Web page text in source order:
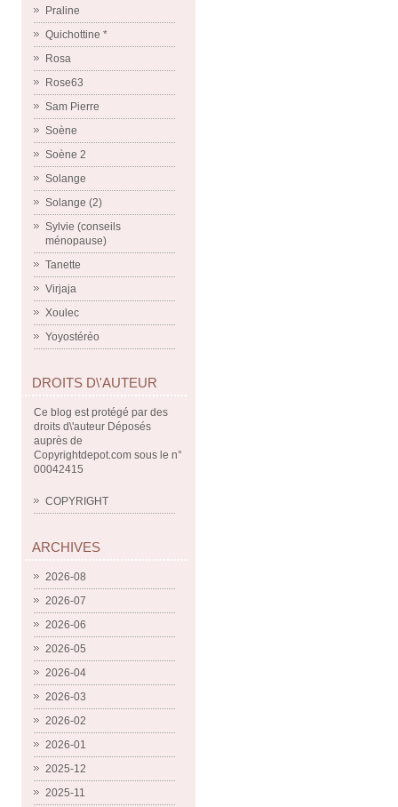
Praline
Quichottine *
Rosa
Rose63
Sam Pierre
Soène
Soène 2
Solange
Solange (2)
Sylvie (conseils
ménopause)
Tanette
Virjaja
Xoulec
Yoyostéréo
DROITS D\'AUTEUR
Ce blog est protégé par des
droits d\'auteur Déposés
auprès de
Copyrightdepot.com sous le n°
00042415
COPYRIGHT
ARCHIVES
2026-08
2026-07
2026-06
2026-05
2026-04
2026-03
2026-02
2026-01
2025-12
2025-11